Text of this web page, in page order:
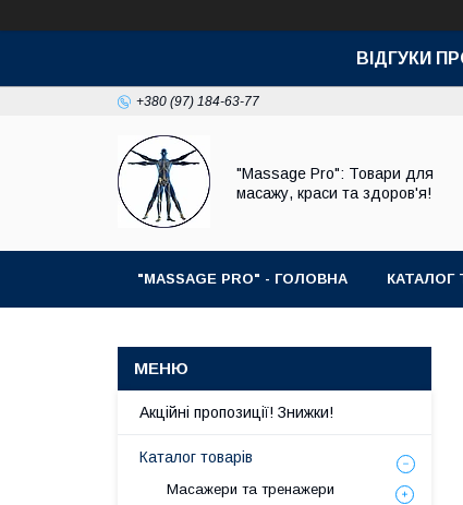
ВІДГУКИ
+380 (97) 184-63-77
"Massage Pro": Товари для
масажу, краси та здоров'я!
"MASSAGE PRO" - ГОЛОВНА КАТАЛОГ
Акційні пропозиції! Знижки!
Каталог товарів
Масажери та тренажери